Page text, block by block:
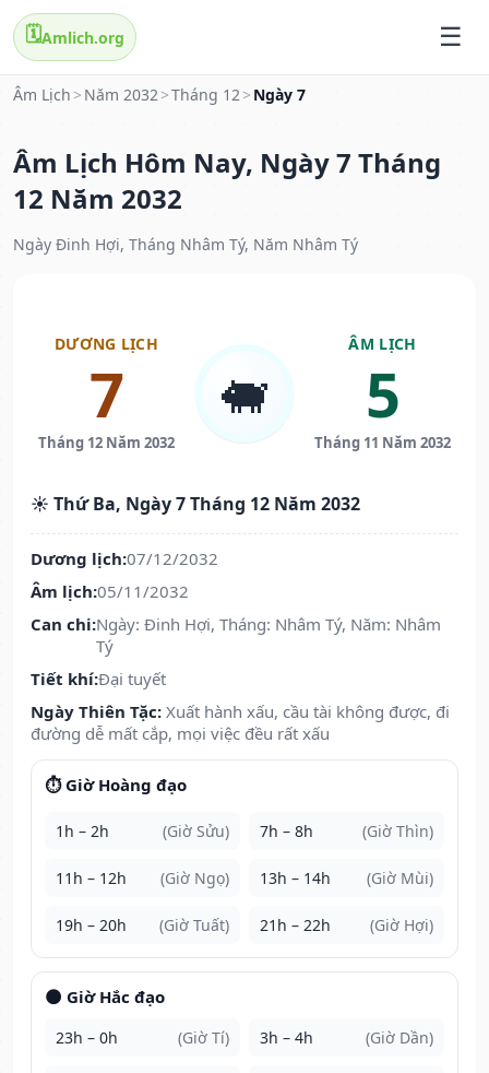
🗓️Amlich.org
Âm Lịch > Năm 2032>Tháng 12> Ngày 7
Âm Lịch Hôm Nay, Ngày 7 Tháng
12 Năm 2032
Ngày Đinh Hợi, Tháng Nhâm Tý, Năm Nhâm Tý
DƯƠNG LỊCH
7
Tháng 12 Năm 2032
🐖
ÂM LỊCH
5
Tháng 11 Năm 2032
☀️ Thứ Ba, Ngày 7 Tháng 12 Năm 2032
Dương lịch:07/12/2032
Âm lịch:05/11/2032
Can chi:Ngày: Đinh Hợi, Tháng: Nhâm Tý, Năm: Nhâm
Tý
Tiết khí:Đại tuyết
Ngày Thiên Tặc: Xuất hành xấu, cầu tài không được, đi
đường dễ mất cắp, mọi việc đều rất xấu
⏱️ Giờ Hoàng đạo
1h – 2h (Giờ Sửu) 7h – 8h (Giờ Thìn)
11h – 12h (Giờ Ngọ) 13h – 14h (Giờ Mùi)
19h – 20h (Giờ Tuất) 21h – 22h (Giờ Hợi)
🌑 Giờ Hắc đạo
23h – 0h (Giờ Tí) 3h – 4h (Giờ Dần)